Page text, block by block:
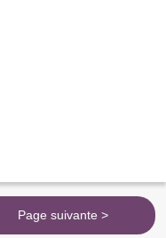
Page suivante >